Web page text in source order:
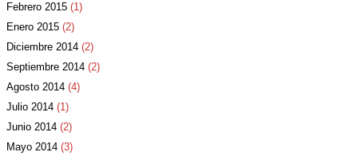
Febrero 2015 (1)
Enero 2015 (2)
Diciembre 2014 (2)
Septiembre 2014 (2)
Agosto 2014 (4)
Julio 2014 (1)
Junio 2014 (2)
Mayo 2014 (3)